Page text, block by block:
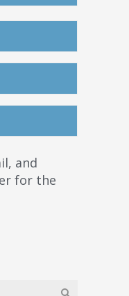
and
for the